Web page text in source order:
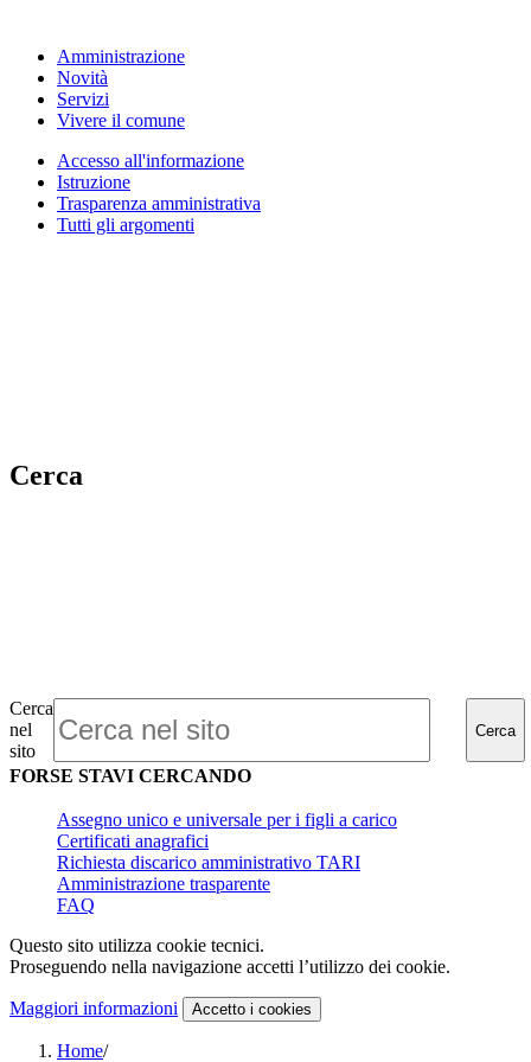
Amministrazione
Novità
Servizi
Vivere il comune
Accesso all'informazione
Istruzione
Trasparenza amministrativa
Tutti gli argomenti
Cerca
Cerca
nel
sito
Cerca
FORSE STAVI CERCANDO
Assegno unico e universale per i figli a carico
Certificati anagrafici
Richiesta discarico amministrativo TARI
Amministrazione trasparente
FAQ
Questo sito utilizza cookie tecnici.
Proseguendo nella navigazione accetti l’utilizzo dei cookie.
Maggiori informazioni Accetto i cookies
Home/